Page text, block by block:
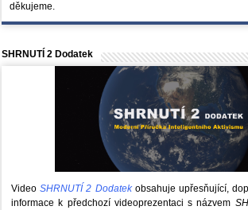
děkujeme.
SHRNUTÍ 2 Dodatek
VideoSHRNUTÍ 2 Dodatekobsahuje upřesňující,
informace k předchozí videoprezentaci s názvem